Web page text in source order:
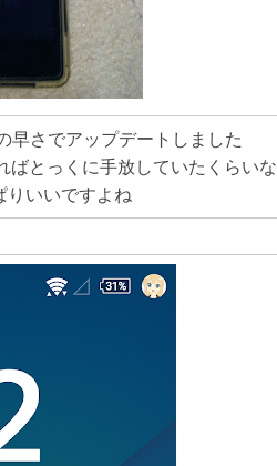
早さでアップデートしました
ばとっくに手放していたくらいな
りいいですよね